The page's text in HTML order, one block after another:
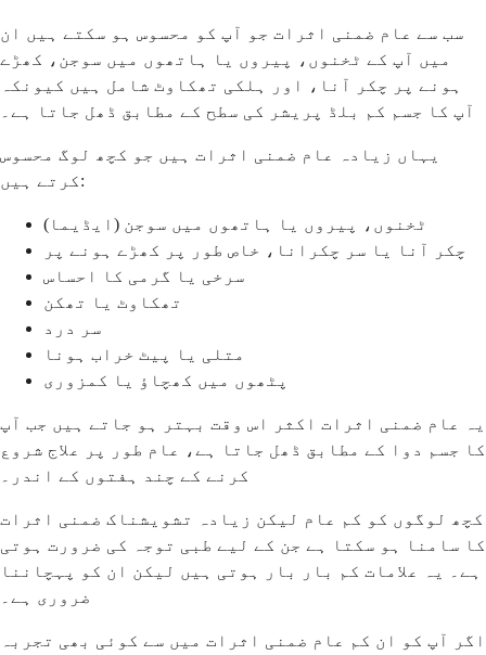
سب سے عام ضمنی اثرات جو آپ کو محسوس ہو سکتے ہیں ان
میں آپ کے ٹخنوں، پیروں یا ہاتھوں میں سوجن، کھڑے
ہونے پر چکر آنا، اور ہلکی تھکاوٹ شامل ہیں کیونکہ
آپ کا جسم کم بلڈ پریشر کی سطح کے مطابق ڈھل جاتا ہے۔
یہاں زیادہ عام ضمنی اثرات ہیں جو کچھ لوگ محسوس
کرتے ہیں:
ٹخنوں، پیروں یا ہاتھوں میں سوجن (ایڈیما)
چکر آنا یا سر چکرانا، خاص طور پر کھڑے ہونے پر
سرخی یا گرمی کا احساس
تھکاوٹ یا تھکن
سر درد
متلی یا پیٹ خراب ہونا
پٹھوں میں کھچاؤ یا کمزوری
یہ عام ضمنی اثرات اکثر اس وقت بہتر ہو جاتے ہیں جب آپ
کا جسم دوا کے مطابق ڈھل جاتا ہے، عام طور پر علاج شروع
کرنے کے چند ہفتوں کے اندر۔
کچھ لوگوں کو کم عام لیکن زیادہ تشویشناک ضمنی اثرات
کا سامنا ہو سکتا ہے جن کے لیے طبی توجہ کی ضرورت ہوتی
ہے۔ یہ علامات کم بار بار ہوتی ہیں لیکن ان کو پہچاننا
ضروری ہے۔
اگر آپ کو ان کم عام ضمنی اثرات میں سے کوئی بھی تجربہ